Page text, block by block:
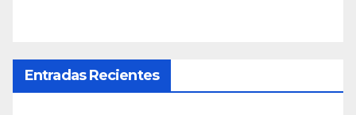
Entradas Recientes